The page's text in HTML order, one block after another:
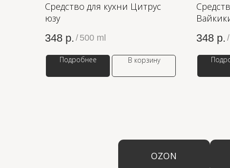
Средство для кухни Цитрус
юзу
348 р. / 500 ml
Подробнее В корзину
348 р. /
OZON WB